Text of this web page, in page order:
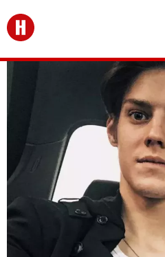
Перейти на главную